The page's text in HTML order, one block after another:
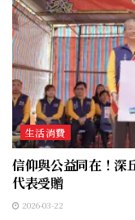
生活消費
信仰與公益同在！深
代表受贈
2026-03-22